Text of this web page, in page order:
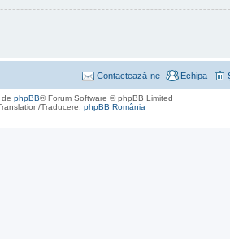
Echipa
Contactează-ne
de phpBB® Forum Software © phpBB Limited
Traducere: phpBB România